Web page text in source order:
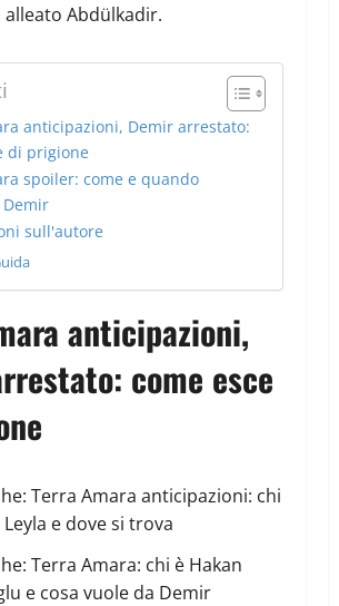
Abdülkadir.
anticipazioni, Demir arrestato:
di prigione
spoiler: come e quando
sull'autore
anticipazioni,
come esce
Terra Amara anticipazioni: chi
e dove si trova
Terra Amara: chi è Hakan
e cosa vuole da Demir